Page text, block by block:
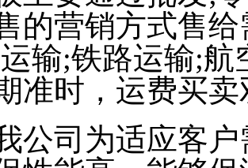
的营销方式售
输;铁路运输;
准时，运费买
公司为适应客